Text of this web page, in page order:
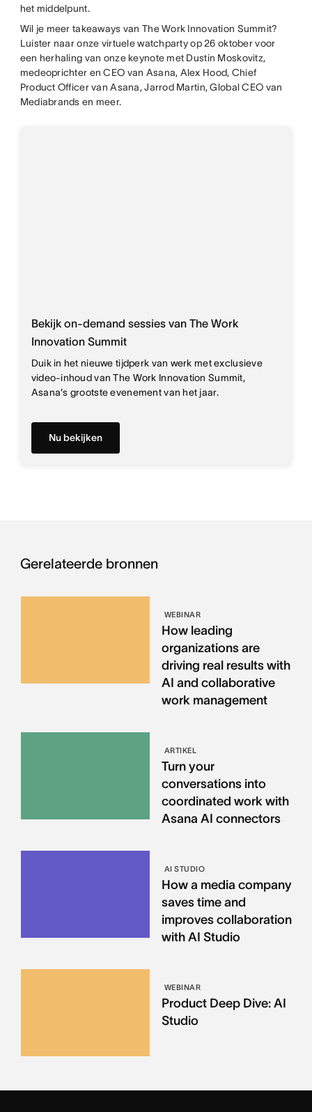
het middelpunt.
Wil je meer takeaways van The Work Innovation Summit?
Luister naar onze virtuele watchparty op 26 oktober voor
een herhaling van onze keynote met Dustin Moskovitz,
medeoprichter en CEO van Asana, Alex Hood, Chief
Product Officer van Asana, Jarrod Martin, Global CEO van
Mediabrands en meer.
Bekijk on-demand sessies van The Work
Innovation Summit
Duik in het nieuwe tijdperk van werk met exclusieve
video-inhoud van The Work Innovation Summit,
Asana's grootste evenement van het jaar.
Nu bekijken
Gerelateerde bronnen
WEBINAR
How leading
organizations are
driving real results with
AI and collaborative
work management
ARTIKEL
Turn your
conversations into
coordinated work with
Asana AI connectors
AI STUDIO
How a media company
saves time and
improves collaboration
with AI Studio
WEBINAR
Product Deep Dive: AI
Studio